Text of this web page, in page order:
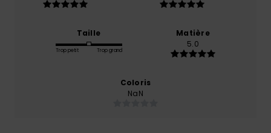
Taille
Trop petit Trop grand
Matière
5.0
Coloris
NaN